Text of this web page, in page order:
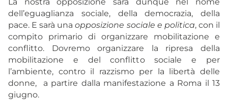
dell’eguaglianza sociale, della democrazia, della
pace. E sarà unaopposizione sociale e politica, con il
compito primario di organizzare mobilitazione e
conflitto. Dovremo organizzare la ripresa della
mobilitazione e del conflitto sociale e per
l’ambiente, contro il razzismo per la libertà delle
donne, a partire dalla manifestazione a Roma il 13
giugno.